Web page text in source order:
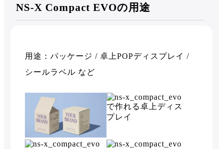
NS-X Compact EVOの用途
用途：パッケージ / 卓上POPディスプレイ /
シールラベル など